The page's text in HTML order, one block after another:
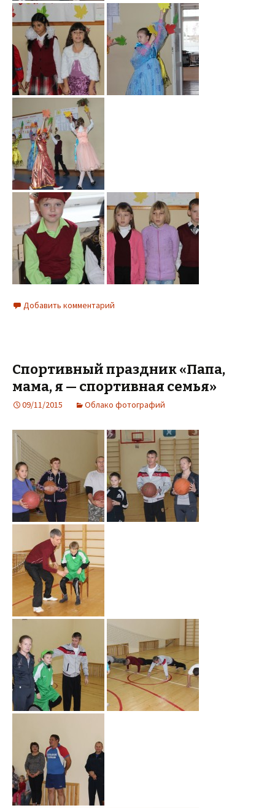
Добавить комментарий
Спортивный праздник «Папа,
мама, я — спортивная семья»
09/11/2015 Облако фотографий